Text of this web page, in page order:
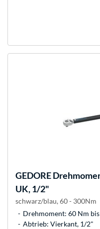
GEDORE
UK, 1/2"
schwarz/blau, 60 - 300Nm
Drehmoment: 60 Nm
Abtrieb: Vierkant, 1/2"